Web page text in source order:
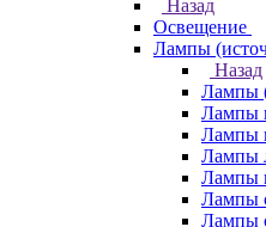
Назад
Освещение
Лампы
Назад
Лампы
Лампы
Лампы
Лампы
Лампы
Лампы
Лампы